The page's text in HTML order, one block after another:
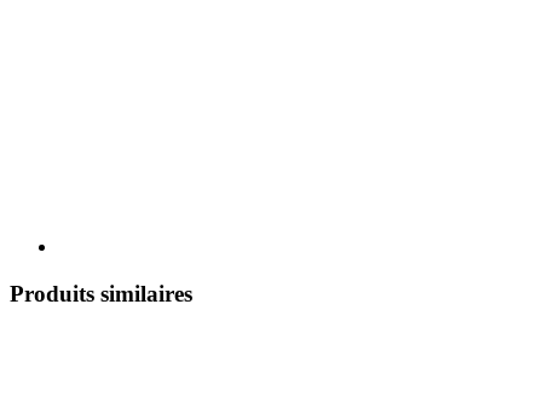
Produits similaires